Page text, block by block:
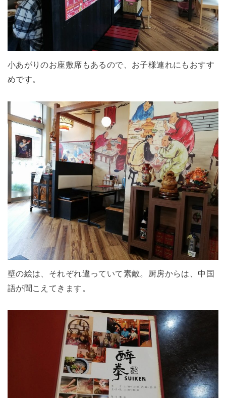
小あがりのお座敷席もあるので、お子様連れにもおすす
めです。
壁の絵は、それぞれ違っていて素敵。厨房からは、中国
語が聞こえてきます。